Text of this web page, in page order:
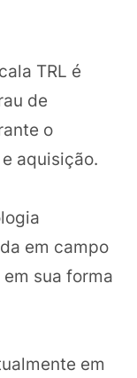
TRL é
de
o
aquisição.
em campo
sua forma
em